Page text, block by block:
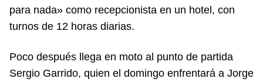
para nada» como recepcionista en un hotel, con
turnos de 12 horas diarias.
Poco después llega en moto al punto de partida
Sergio Garrido, quien el domingo enfrentará a Jorge